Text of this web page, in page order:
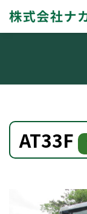
AT33F